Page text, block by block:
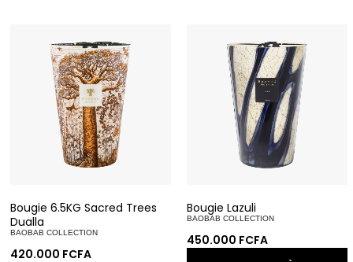
Bougie 6.5KG Sacred Trees
Dualla
BAOBAB COLLECTION
420.000 FCFA
Bougie Lazuli
BAOBAB COLLECTION
450.000 FCFA